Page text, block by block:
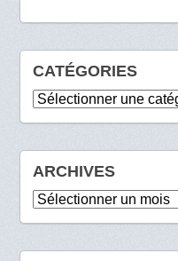
CATÉGORIES
Catégories
ARCHIVES
Archives